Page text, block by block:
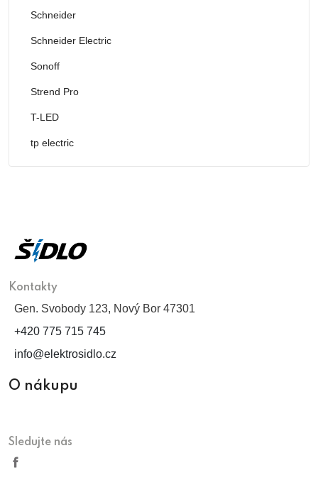
Schneider
Schneider Electric
Sonoff
Strend Pro
T-LED
tp electric
Kontakty
Gen. Svobody 123, Nový Bor 47301
+420 775 715 745
info@elektrosidlo.cz
O nákupu
Sledujte nás